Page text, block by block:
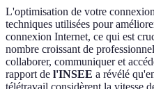
L'optimisation de votre
techniques utilisées pour
connexion Internet, ce qui est
nombre croissant de
collaborer, communiquer et
rapport de l'INSEE a révélé